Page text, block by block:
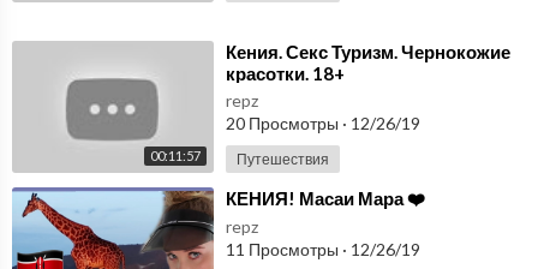
00:11:57
⁣Кения. Секс Туризм. Чернокожие
красотки. 18+
repz
20 Просмотры · 12/26/19
Путешествия
⁣КЕНИЯ! Масаи Мара ❤️
repz
11 Просмотры · 12/26/19